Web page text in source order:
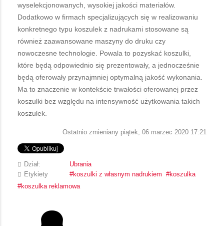
wyselekcjonowanych, wysokiej jakości materiałów.
Dodatkowo w firmach specjalizujących się w realizowaniu
konkretnego typu koszulek z nadrukami stosowane są
również zaawansowane maszyny do druku czy
nowoczesne technologie. Powala to pozyskać koszulki,
które będą odpowiednio się prezentowały, a jednocześnie
będą oferowały przynajmniej optymalną jakość wykonania.
Ma to znaczenie w kontekście trwałości oferowanej przez
koszulki bez względu na intensywność użytkowania takich
koszulek.
Ostatnio zmieniany piątek, 06 marzec 2020 17:21
Dział:
Ubrania
Etykiety
koszulki z własnym nadrukiem
koszulka
koszulka reklamowa